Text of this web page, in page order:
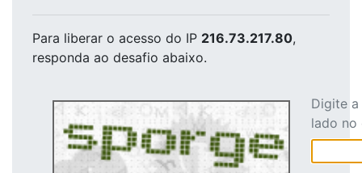
Para liberar o acesso do IP 216.73.217.80,
responda ao desafio abaixo.
Digite
lado no